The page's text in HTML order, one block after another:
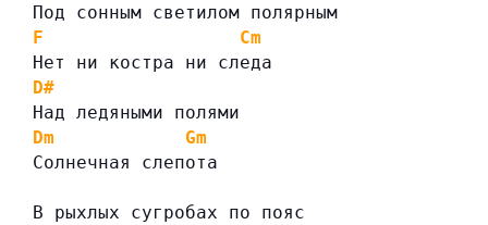
Под сонным светилом полярным
F
Cm
Нет ни костра ни следа
D#
Над ледяными полями
Dm
Gm
Солнечная слепота
В рыхлых сугробах по пояс